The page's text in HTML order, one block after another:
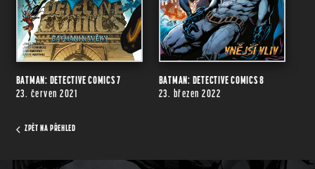
BATMAN: DETECTIVE COMICS 7
23. červen 2021
BATMAN: DETECTIVE COMICS 8
23. březen 2022
ZPĚT NA PŘEHLED